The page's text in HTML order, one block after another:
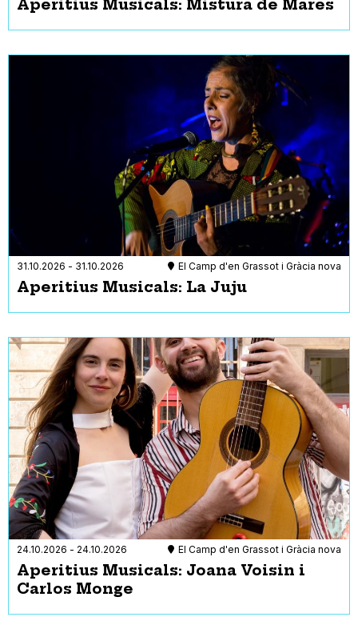
Aperitius Musicals: Mistura de Mares
31.10.2026 - 31.10.2026 El Camp d'en Grassot i Gràcia nova
Aperitius Musicals: La Juju
24.10.2026 - 24.10.2026 El Camp d'en Grassot i Gràcia nova
Aperitius Musicals: Joana Voisin i
Carlos Monge